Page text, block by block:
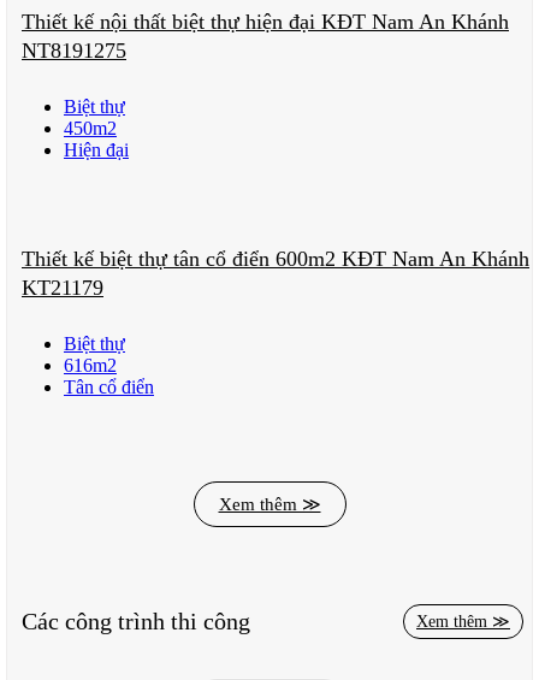
Thiết kế nội thất biệt thự hiện đại KĐT Nam An Khánh
NT8191275
Biệt thự
450m2
Hiện đại
Thiết kế biệt thự tân cổ điển 600m2 KĐT Nam An Khánh
KT21179
Biệt thự
616m2
Tân cổ điển
Xem thêm ≫
Các công trình thi công Xem thêm ≫